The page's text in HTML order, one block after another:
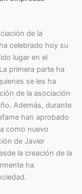
de la
celebrado hoy su
lugar en el
primera parte ha
se les ha
de la asociación
Además, durante
han aprobado
como nuevo
de Javier
la creación de la
ha